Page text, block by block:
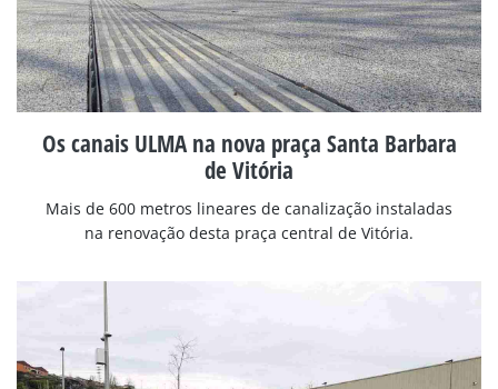
Os canais ULMA na nova praça Santa Barbara
de Vitória
Mais de 600 metros lineares de canalização instaladas
na renovação desta praça central de Vitória.